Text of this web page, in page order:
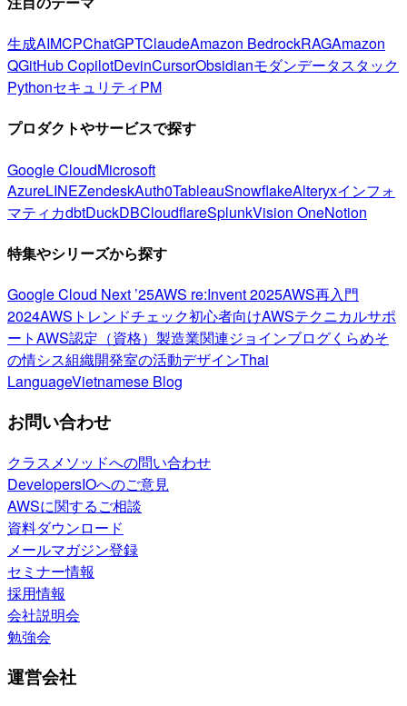
生成AIMCPChatGPTClaudeAmazon BedrockRAGAmazon
QGitHub CopilotDevinCursorObsidianモダンデータスタック
PythonセキュリティPM
プロダクトやサービスで探す
Google CloudMicrosoft
AzureLINEZendeskAuth0TableauSnowflakeAlteryxインフォ
マティカdbtDuckDBCloudflareSplunkVision OneNotion
特集やシリーズから探す
Google Cloud Next ’25AWS re:Invent 2025AWS再入門
2024AWSトレンドチェック初心者向けAWSテクニカルサポ
ートAWS認定（資格） 製造業関連ジョインブログくらめそ
の情シス組織開発室の活動デザインThai
LanguageVietnamese Blog
お問い合わせ
クラスメソッドへの問い合わせ
DevelopersIOへのご意見
AWSに関するご相談
資料ダウンロード
メールマガジン登録
セミナー情報
採用情報
会社説明会
勉強会
運営会社